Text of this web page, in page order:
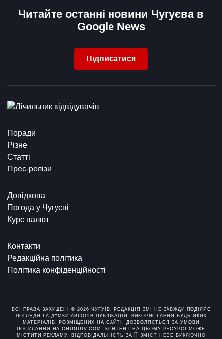
Читайте останні новини Чугуєва в
Google News
Підписатися
Поради
Різне
Статті
Прес-релізи
Довідкова
Погода у Чугуєві
Курс валют
Контакти
Редакційна політика
Політика конфіденційності
ВСІ ПРАВА ЗАХИЩЕНІ © 2026 ЧУГУЇВ. РЕДАКЦІЯ ЗМІ НЕ ЗАВЖДИ ПОДІЛЯЄ
ПОГЛЯДИ ТА ДУМКИ АВТОРІВ ПУБЛІКАЦІЙ. ВИКОРИСТАННЯ БУДЬ-ЯКИХ
МАТЕРІАЛІВ, РОЗМІЩЕНИХ НА САЙТІ, ДОЗВОЛЯЄТЬСЯ ЗА УМОВИ
ПОСИЛАННЯ НА CHUGUIV.COM. КОНТЕНТ НА ЦЬОМУ РЕСУРСІ МОЖЕ
МІСТИТИ РЕКЛАМУ. ВІДПОВІДАЛЬНІСТЬ ЗА ЇЇ ЗМІСТ НЕСЕ ВИКЛЮЧНО